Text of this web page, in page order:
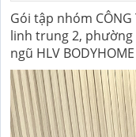
Gói tập nhóm CÔNG
linh trung 2,
ngũ HLV BODYHOME